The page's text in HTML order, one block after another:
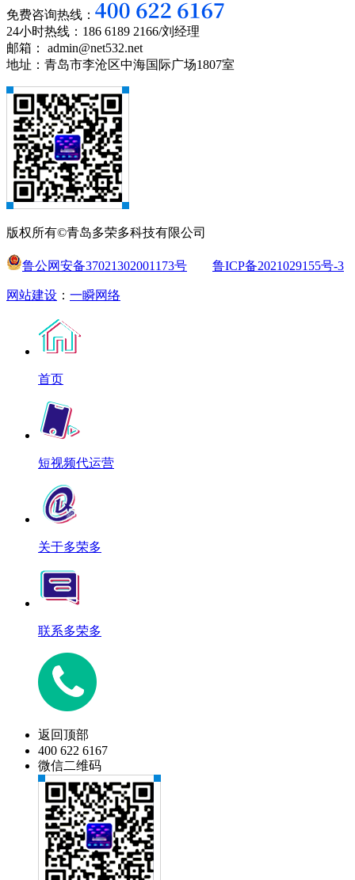
免费咨询热线：
24小时热线：186 6189 2166/刘经理
邮箱： admin@net532.net
地址：青岛市李沧区中海国际广场1807室
版权所有©青岛多荣多科技有限公司
鲁公网安备37021302001173号 鲁ICP备2021029155号-3
网站建设 ： 一瞬网络
首页
短视频代运营
关于多荣多
联系多荣多
返回顶部
400 622 6167
微信二维码